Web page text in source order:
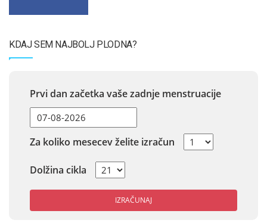
KDAJ SEM NAJBOLJ PLODNA?
Prvi dan začetka vaše zadnje menstruacije
Za koliko mesecev želite izračun
Dolžina cikla
IZRAČUNAJ